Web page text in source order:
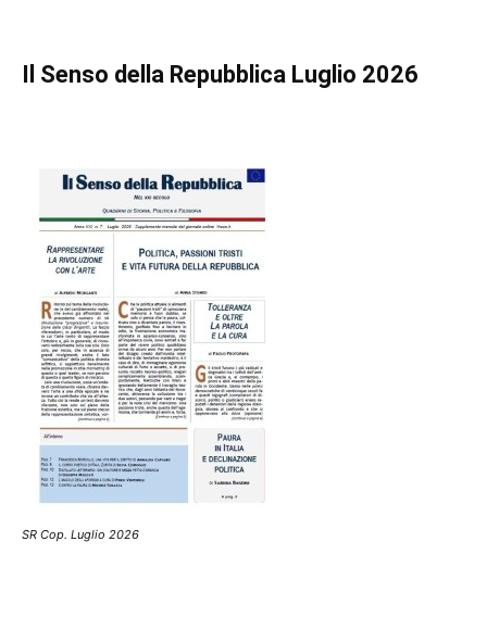
Il Senso della Repubblica Luglio 2026
SR Cop. Luglio 2026